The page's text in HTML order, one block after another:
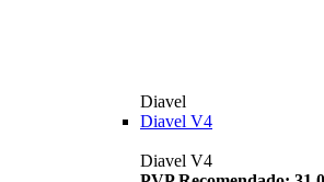
Diavel
Diavel V4
Diavel V4